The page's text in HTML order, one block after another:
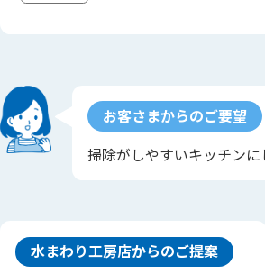
お客さまからのご要望
掃除がしやすいキッチンに
水まわり工房店からのご提案